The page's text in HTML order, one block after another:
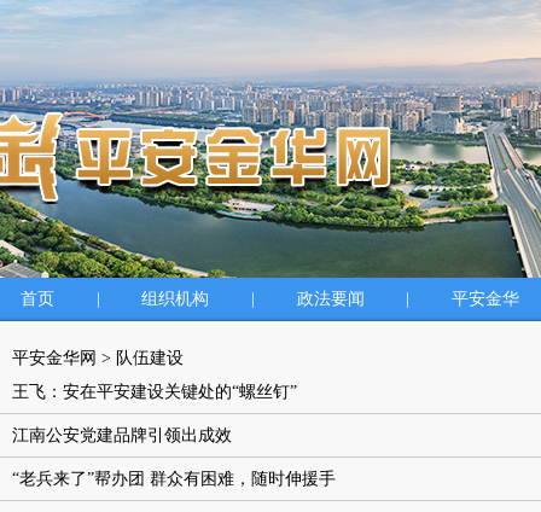
首页 组织机构 政法要闻 平安金华
平安金华网 > 队伍建设
王飞：安在平安建设关键处的“螺丝钉”
江南公安党建品牌引领出成效
“老兵来了”帮办团 群众有困难，随时伸援手